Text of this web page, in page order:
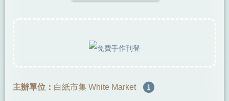
主辦單位： 白紙市集 White Market